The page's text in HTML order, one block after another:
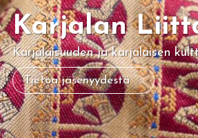
Karjalan
Karjalaisuuden ja karjalaisen
Tietoa jäsenyydestä